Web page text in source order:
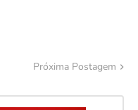
Próxima Postagem